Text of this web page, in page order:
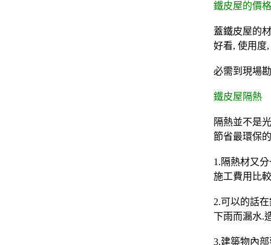
鐵皮屋的價格
蓋鐵皮屋的
好看, 使用度
必需到現場
鐵皮屋隔熱
隔熱並不是
節省最環保
1.隔熱材又
施工費用比
2.可以的話
下雨而漏水.
3.建築物內